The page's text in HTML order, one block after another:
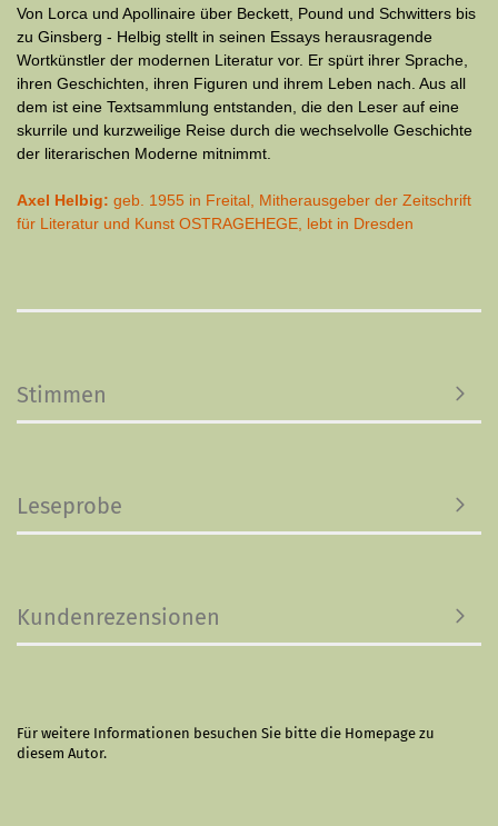
Von Lorca und Apollinaire über Beckett, Pound und Schwitters bis
zu Ginsberg - Helbig stellt in seinen Essays herausragende
Wortkünstler der modernen Literatur vor. Er spürt ihrer Sprache,
ihren Geschichten, ihren Figuren und ihrem Leben nach. Aus all
dem ist eine Textsammlung entstanden, die den Leser auf eine
skurrile und kurzweilige Reise durch die wechselvolle Geschichte
der literarischen Moderne mitnimmt.
Axel Helbig: geb. 1955 in Freital, Mitherausgeber der Zeitschrift
für Literatur und Kunst OSTRAGEHEGE, lebt in Dresden
Stimmen
Leseprobe
Kundenrezensionen
Für weitere Informationen besuchen Sie bitte die Homepage zu
diesem Autor.